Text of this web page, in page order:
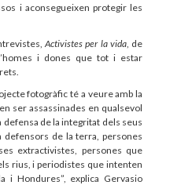
i aconsegueixen protegir les
Activistes per la vida, de
i dones que tot i estar
fotogràfic té a veure amb la
ser assassinades en qualsevol
de la integritat dels seus
de la terra, persones
extractivistes, persones que
rius, i periodistes que intenten
i Hondures”, explica Gervasio